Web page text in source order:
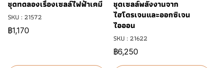
ชุดทดลองเรื่องเซลล์ไฟฟ้าเคมี
SKU : 21572
฿1,170
ชุดเซลล์พลังงานจาก
ไฮโดรเจนและออกซิเจน
ไอออน
SKU : 21622
฿6,250